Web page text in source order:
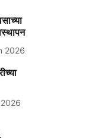
2026